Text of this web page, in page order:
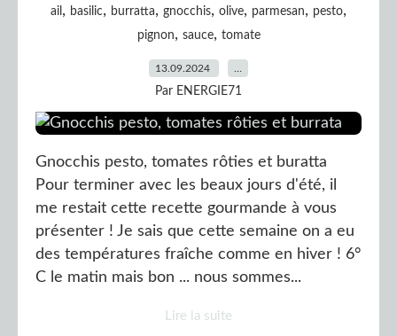
ail , basilic, burratta, gnocchis, olive, parmesan, pesto,
pignon, sauce, tomate
13.09.2024
Par ENERGIE71
Gnocchis pesto, tomates rôties et buratta
Pour terminer avec les beaux jours d'été, il
me restait cette recette gourmande à vous
présenter ! Je sais que cette semaine on a eu
des températures fraîche comme en hiver ! 6°
C le matin mais bon ... nous sommes...
Lire la suite